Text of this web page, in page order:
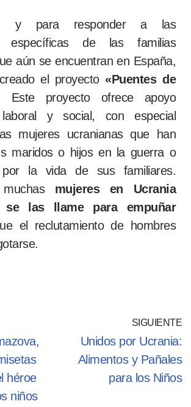
y para responder a las
específicas de las familias
aún se encuentran en España,
el proyecto «Puentes de
Este proyecto ofrece apoyo
laboral y social, con especial
mujeres ucranianas que han
maridos o hijos en la guerra o
la vida de sus familiares.
muchas mujeres en Ucrania
se las llame para empuñar
el reclutamiento de hombres
héroe
niños
SIGUIENTE
Unidos por Ucrania:
Alimentos y Pañales
para los Niños